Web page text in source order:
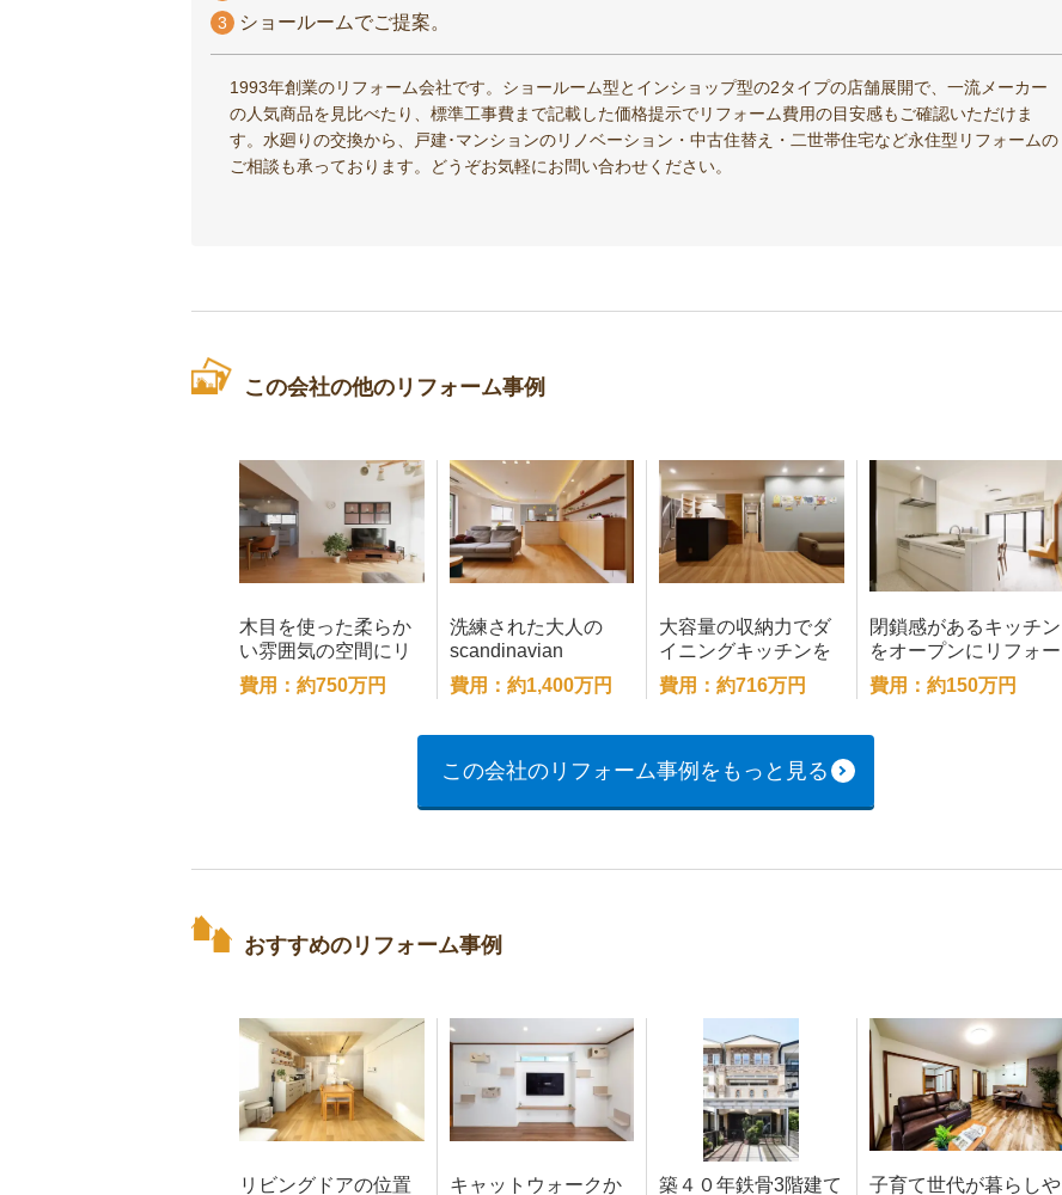
3 ショールームでご提案。
1993年創業のリフォーム会社です。ショールーム型とインショップ型の2タイプの店舗展開で、一流メーカー
の人気商品を見比べたり、標準工事費まで記載した価格提示でリフォーム費用の目安感もご確認いただけま
す。水廻りの交換から、戸建･マンションのリノベーション・中古住替え・二世帯住宅など永住型リフォームの
ご相談も承っております。どうぞお気軽にお問い合わせください。
この会社の他のリフォーム事例
木目を使った柔らか
い雰囲気の空間にリ
ノベーション
費用：約750万円
洗練された大人の
scandinavian
費用：約1,400万円
大容量の収納力でダ
イニングキッチンを
スッキリ
費用：約716万円
閉鎖感があるキッチン
をオープンにリフォー
ム
費用：約150万円
この会社のリフォーム事例をもっと見る
おすすめのリフォーム事例
リビングドアの位置 キャットウォークか 築４０年鉄骨3階建て 子育て世代が暮らしや